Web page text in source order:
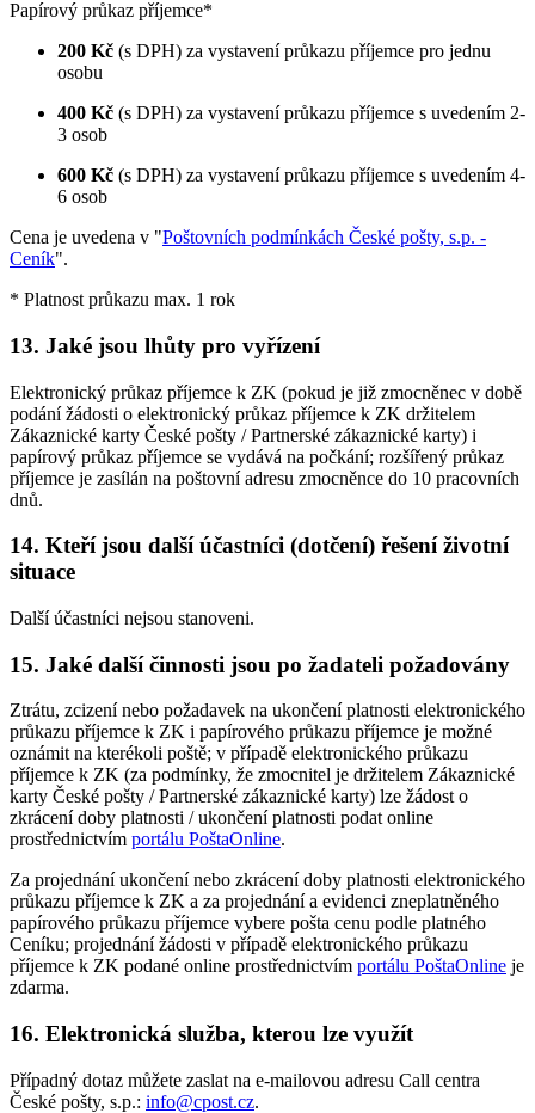
Papírový průkaz příjemce*
200 Kč (s DPH) za vystavení průkazu příjemce pro jednu
osobu
400 Kč (s DPH) za vystavení průkazu příjemce s uvedením 2-
3 osob
600 Kč (s DPH) za vystavení průkazu příjemce s uvedením 4-
6 osob
Cena je uvedena v "Poštovních podmínkách České pošty, s.p. -
Ceník".
* Platnost průkazu max. 1 rok
13. Jaké jsou lhůty pro vyřízení
Elektronický průkaz příjemce k ZK (pokud je již zmocněnec v době
podání žádosti o elektronický průkaz příjemce k ZK držitelem
Zákaznické karty České pošty / Partnerské zákaznické karty) i
papírový průkaz příjemce se vydává na počkání; rozšířený průkaz
příjemce je zasílán na poštovní adresu zmocněnce do 10 pracovních
dnů.
14. Kteří jsou další účastníci (dotčení) řešení životní
situace
Další účastníci nejsou stanoveni.
15. Jaké další činnosti jsou po žadateli požadovány
Ztrátu, zcizení nebo požadavek na ukončení platnosti elektronického
průkazu příjemce k ZK i papírového průkazu příjemce je možné
oznámit na kterékoli poště; v případě elektronického průkazu
příjemce k ZK (za podmínky, že zmocnitel je držitelem Zákaznické
karty České pošty / Partnerské zákaznické karty) lze žádost o
zkrácení doby platnosti / ukončení platnosti podat online
prostřednictvím portálu PoštaOnline.
Za projednání ukončení nebo zkrácení doby platnosti elektronického
průkazu příjemce k ZK a za projednání a evidenci zneplatněného
papírového průkazu příjemce vybere pošta cenu podle platného
Ceníku; projednání žádosti v případě elektronického průkazu
příjemce k ZK podané online prostřednictvím portálu PoštaOnline je
zdarma.
16. Elektronická služba, kterou lze využít
Případný dotaz můžete zaslat na e-mailovou adresu Call centra
České pošty, s.p.: info@cpost.cz.